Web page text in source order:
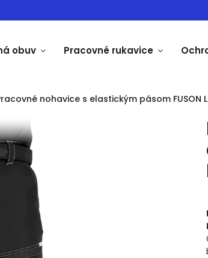
obuv Pracovné rukavice
nohavice s elastickým pásom FUSON